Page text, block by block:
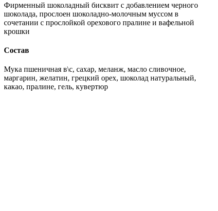
Фирменный шоколадный бисквит с добавлением черного
шоколада, прослоен шоколадно-молочным муссом в
сочетании с прослойкой орехового пралине и вафельной
крошки
Состав
Мука пшеничная в\с, сахар, меланж, масло сливочное,
маргарин, желатин, грецкий орех, шоколад натуральный,
какао, пралине, гель, кувертюр